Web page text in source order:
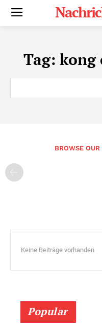
Tag: kong
BROWSE
Keine Beiträge vorhanden
Popular